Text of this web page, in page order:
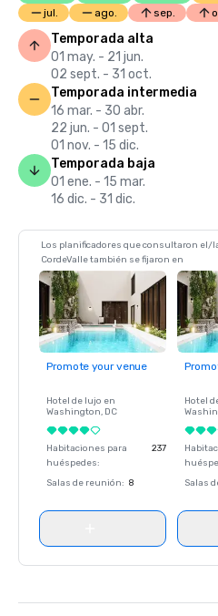
jul.
ago. sep.
Temporada alta
01 may. - 21 jun.
02 sept. - 31 oct.
Temporada intermedia
16 mar. - 30 abr.
22 jun. - 01 sept.
01 nov. - 15 dic.
Temporada baja
01 ene. - 15 mar.
16 dic. - 31 dic.
Los planificadores que consultaron el/
CordeValle también se fijaron en
Promote your venue
Hotel de lujo en
Washington, DC
Habitaciones para
huéspedes:
237
Salas de reunión: 8
Hotel
Salas